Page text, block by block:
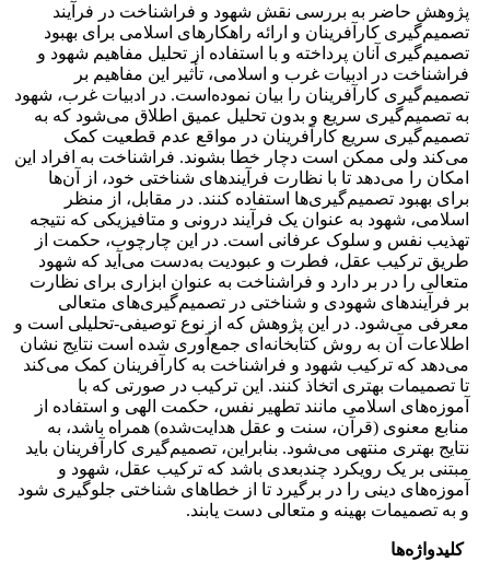
پژوهش حاضر به بررسی نقش شهود و فراشناخت در فرآیند
تصمیم‌گیری کارآفرینان و ارائه راهکارهای اسلامی برای بهبود
تصمیم‌گیری آنان پرداخته و با استفاده از تحلیل مفاهیم شهود و
فراشناخت در ادبیات غرب و اسلامی، تأثیر این مفاهیم بر
تصمیم‌گیری کارآفرینان را بیان نموده‌است. در ادبیات غرب، شهود
به تصمیم‌گیری سریع و بدون تحلیل عمیق اطلاق می‌شود که به
تصمیم‌گیری سریع کارآفرینان در مواقع عدم قطعیت کمک
می‌کند ولی ممکن است دچار خطا بشوند. فراشناخت به افراد این
امکان را می‌دهد تا با نظارت فرآیندهای شناختی خود، از آن‌ها
برای بهبود تصمیم‌گیری‌ها استفاده کنند. در مقابل، از منظر
اسلامی، شهود به عنوان یک فرآیند درونی و متافیزیکی که نتیجه‌
تهذیب نفس و سلوک عرفانی است. در این چارچوب، حکمت از
طریق ترکیب عقل، فطرت و عبودیت به‌دست می‌آید که شهود
متعالی را در بر دارد و فراشناخت به عنوان ابزاری برای نظارت
بر فرآیندهای شهودی و شناختی در تصمیم‌گیری‌های متعالی
معرفی می‌شود. در این پژوهش که از نوع توصیفی-تحلیلی است و
اطلاعات آن به روش کتابخانه‌ای جمع‌آوری شده است نتایج نشان
می‌دهد که ترکیب شهود و فراشناخت به کارآفرینان کمک می‌کند
تا تصمیمات بهتری اتخاذ کنند. این ترکیب در صورتی که با
آموزه‌های اسلامی مانند تطهیر نفس، حکمت الهی و استفاده از
منابع معنوی (قرآن، سنت و عقل هدایت‌شده) همراه باشد، به
نتایج بهتری منتهی می‌شود. بنابراین، تصمیم‌گیری کارآفرینان باید
مبتنی بر یک رویکرد چندبعدی باشد که ترکیب عقل، شهود و
آموزه‌های دینی را در برگیرد تا از خطاهای شناختی جلوگیری شود
و به تصمیمات بهینه و متعالی دست یابند.
کلیدواژه‌ها